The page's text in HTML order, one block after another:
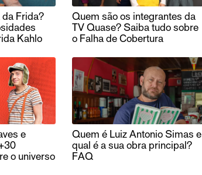
Frida?
Kahlo
Quem são os integrantes da
TV Quase? Saiba tudo sobre
o Falha de Cobertura
e
o universo
Quem é Luiz Antonio Simas e
qual é a sua obra principal?
FAQ